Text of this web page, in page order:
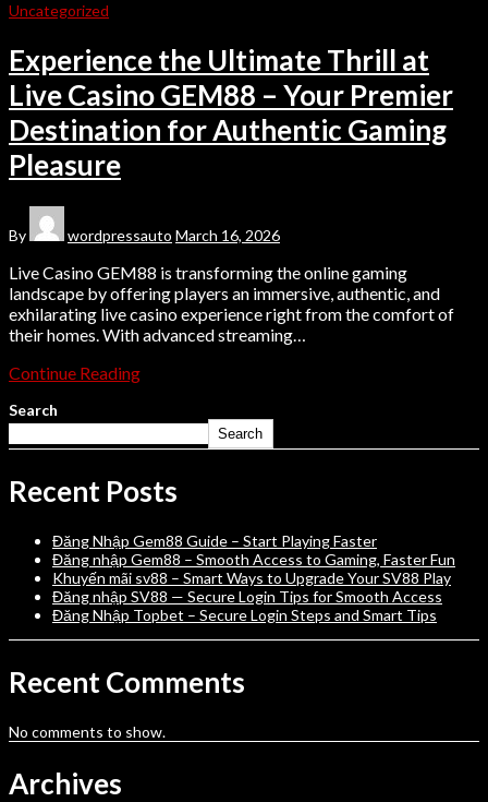
Uncategorized
Experience the Ultimate Thrill at
Live Casino GEM88 – Your Premier
Destination for Authentic Gaming
Pleasure
By wordpressauto March 16, 2026
Live Casino GEM88 is transforming the online gaming
landscape by offering players an immersive, authentic, and
exhilarating live casino experience right from the comfort of
their homes. With advanced streaming…
Continue Reading
Search
Search
Recent Posts
Đăng Nhập Gem88 Guide – Start Playing Faster
Đăng nhập Gem88 – Smooth Access to Gaming, Faster Fun
Khuyến mãi sv88 – Smart Ways to Upgrade Your SV88 Play
Đăng nhập SV88 — Secure Login Tips for Smooth Access
Đăng Nhập Topbet – Secure Login Steps and Smart Tips
Recent Comments
No comments to show.
Archives